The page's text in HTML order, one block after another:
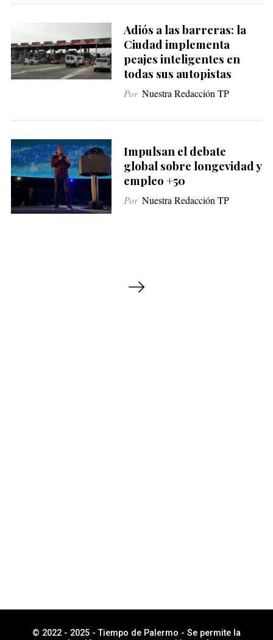
Adiós a las barreras: la
Ciudad implementa
peajes inteligentes en
todas sus autopistas
Por Nuestra Redacción TP
Impulsan el debate
global sobre longevidad y
empleo +50
Por Nuestra Redacción TP
© 2022 - 2025 - Tiempo de Palermo - Se permite la